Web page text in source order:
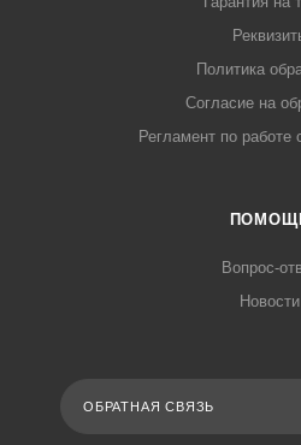
Политика
Согласие на
Регламент по работе
Вопрос-
Новости
ОБРАТНАЯ СВЯЗЬ